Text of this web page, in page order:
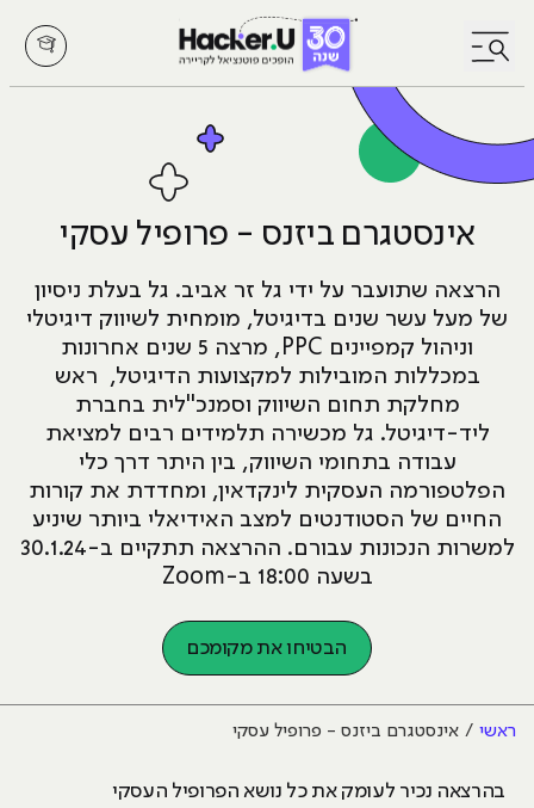
לחץ לפתיחת/סגירת תפריט
אינסטגרם ביזנס - פרופיל עסקי
הרצאה שתועבר על ידי גל זר אביב. גל בעלת ניסיון
של מעל עשר שנים בדיגיטל, מומחית לשיווק דיגיטלי
וניהול קמפיינים PPC, מרצה 5 שנים אחרונות
במכללות המובילות למקצועות הדיגיטל, ראש
מחלקת תחום השיווק וסמנכ"לית בחברת
ליד-דיגיטל. גל מכשירה תלמידים רבים למציאת
עבודה בתחומי השיווק, בין היתר דרך כלי
הפלטפורמה העסקית לינקדאין, ומחדדת את קורות
החיים של הסטודנטים למצב האידיאלי ביותר שיניע
למשרות הנכונות עבורם. ההרצאה תתקיים ב-30.1.24
בשעה 18:00 ב-Zoom
הבטיחו את מקומכם
ראשי אינסטגרם ביזנס - פרופיל עסקי
בהרצאה נכיר לעומק את כל נושא הפרופיל העסקי